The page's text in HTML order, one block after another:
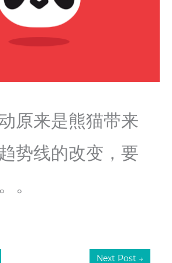
原来是熊猫带来
势线的改变，要
。
Next Post →